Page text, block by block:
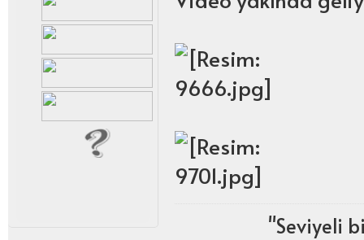
‎''Seviyeli